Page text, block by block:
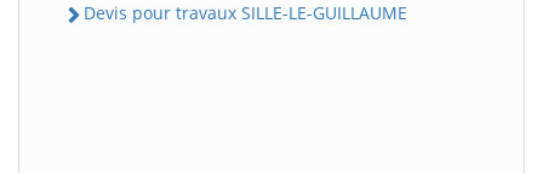
Devis pour travaux SILLE-LE-GUILLAUME